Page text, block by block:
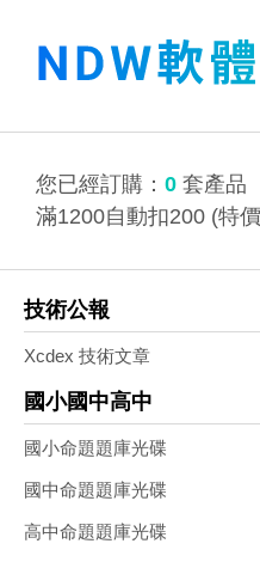
您已經訂購： 0 套產品
滿1200自動扣200 (特
技術公報
Xcdex 技術文章
國小國中高中
國小命題題庫光碟
國中命題題庫光碟
高中命題題庫光碟